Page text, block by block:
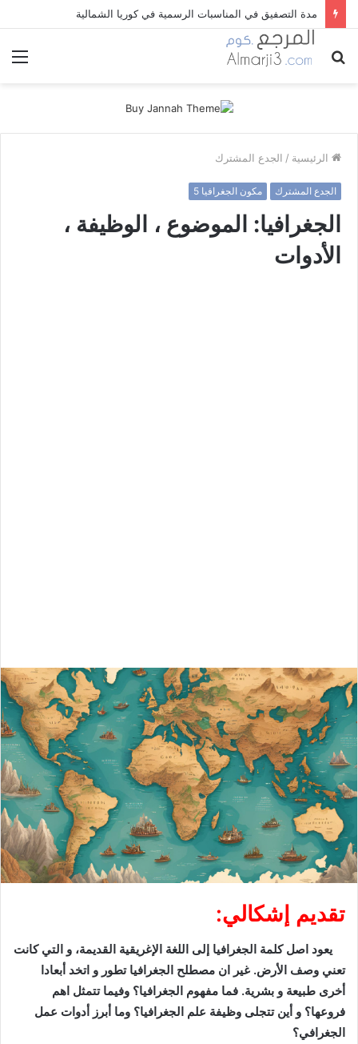
العصور التاريخية و أهم التحولات التي اعتمدت في تقسيمها
بحث
الرئيسية / الجدع المشترك
الجدع المشترك مكون الجغرافيا 5
الجغرافيا: الموضوع ، الوظيفة ،
الأدوات
تقديم إشكالي:
يعود اصل كلمة الجغرافيا إلى اللغة الإغريقية القديمة، و التي كانت
تعني وصف الأرض. غير ان مصطلح الجغرافيا تطور و اتخد أبعادا
أخرى طبيعة و بشرية. فما مفهوم الجغرافيا؟ وفيما تتمثل اهم
فروعها؟ و أين تتجلى وظيفة علم الجغرافيا؟ وما أبرز أدوات عمل
الجغرافي؟